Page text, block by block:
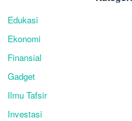
Edukasi
Ekonomi
Finansial
Gadget
Ilmu Tafsir
Investasi